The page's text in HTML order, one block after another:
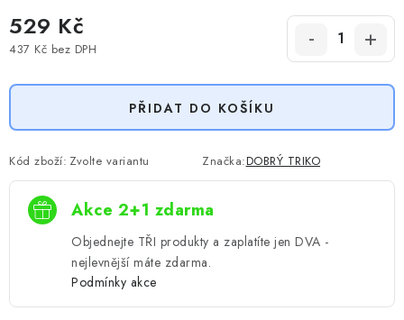
529 Kč
437 Kč bez DPH
PŘIDAT DO KOŠÍKU
Kód zboží: Zvolte variantu Značka:DOBRÝ TRIKO
Akce 2+1 zdarma
Objednejte TŘI produkty a zaplatíte jen DVA -
nejlevnější máte zdarma.
Podmínky akce